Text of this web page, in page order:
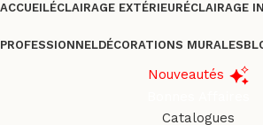
ACCUEILÉCLAIRAGE EXTÉRIEURÉCLAIRAGE
PROFESSIONNELDÉCORATIONS MURALES
Nouveautés
Catalogues